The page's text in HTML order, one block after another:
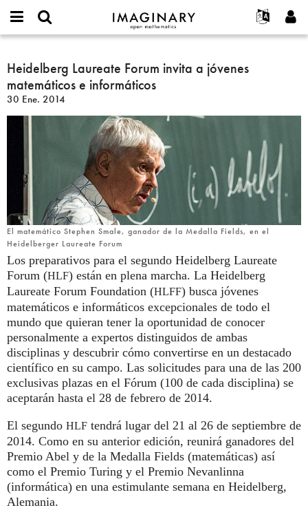
IMAGINARY
open
Français
Deutsch
Español
Türkçe
Programas
Galerías
Películas
Textos
Exposiciones
Más...
Proyectos
Participar
or
username
*
Contraseña
*
Crear nueva cuenta
Solicitar una nueva contraseña
Buscar
Heidelberg
Laureate
Forum
invita
a
jóvenes
matemáticos
informáticos
Heidelberg Laureate Forum invita a jóvenes
matemáticos e informáticos
30 Ene. 2014
El matemático Stephen Smale, ganador de la Medalla Fields, en el
Heidelberger Laureate Forum
Los preparativos para el segundo Heidelberg Laureate
Forum (HLF) están en plena marcha. La Heidelberg
Laureate Forum Foundation (HLFF) busca jóvenes
matemáticos e informáticos excepcionales de todo el
mundo que quieran tener la oportunidad de conocer
personalmente a expertos distinguidos de ambas
disciplinas y descubrir cómo convertirse en un destacado
científico en su campo. Las solicitudes para una de las 200
exclusivas plazas en el Fórum (100 de cada disciplina) se
aceptarán hasta el 28 de febrero de 2014.
El segundo HLF tendrá lugar del 21 al 26 de septiembre de
2014. Como en su anterior edición, reunirá ganadores del
Premio Abel y de la Medalla Fields (matemáticas) así
como el Premio Turing y el Premio Nevanlinna
(informática) en una estimulante semana en Heidelberg,
Alemania.